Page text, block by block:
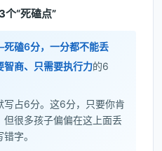
“死磕点”
磕6分，一分都不能丢
智商、只需要执行力的6
写占6分。这6分，只要你肯
很多孩子偏偏在这上面丢
字。